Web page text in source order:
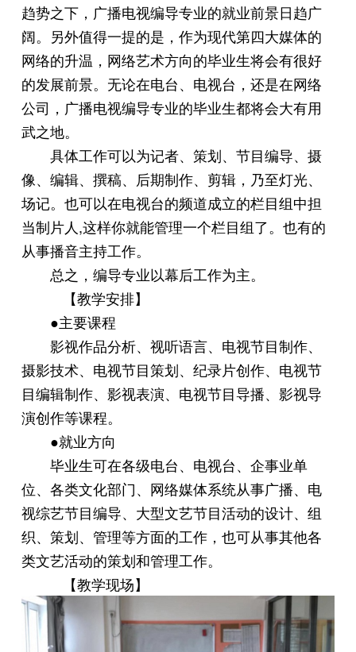
趋势之下，广播电视编导专业的就业前景日趋广
阔。另外值得一提的是，作为现代第四大媒体的
网络的升温，网络艺术方向的毕业生将会有很好
的发展前景。无论在电台、电视台，还是在网络
公司，广播电视编导专业的毕业生都将会大有用
武之地。
具体工作可以为记者、策划、节目编导、摄
像、编辑、撰稿、后期制作、剪辑，乃至灯光、
场记。也可以在电视台的频道成立的栏目组中担
当制片人,这样你就能管理一个栏目组了。也有的
从事播音主持工作。
总之，编导专业以幕后工作为主。
【教学安排】
●主要课程
影视作品分析、视听语言、电视节目制作、
摄影技术、电视节目策划、纪录片创作、电视节
目编辑制作、影视表演、电视节目导播、影视导
演创作等课程。
●就业方向
毕业生可在各级电台、电视台、企事业单
位、各类文化部门、网络媒体系统从事广播、电
视综艺节目编导、大型文艺节目活动的设计、组
织、策划、管理等方面的工作，也可从事其他各
类文艺活动的策划和管理工作。
【教学现场】